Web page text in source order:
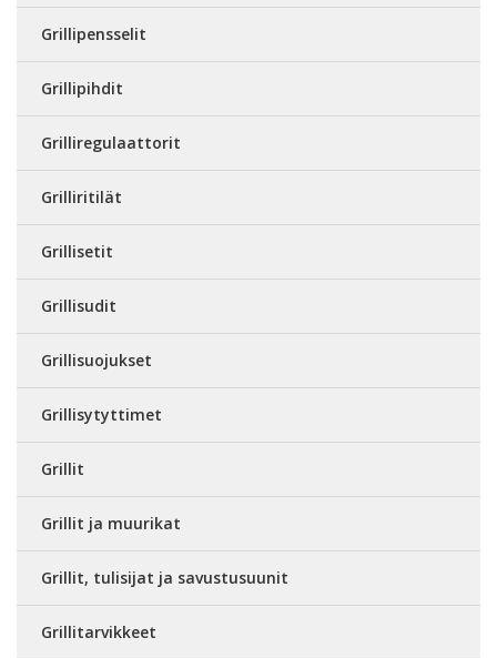
Grillipensselit
Grillipihdit
Grilliregulaattorit
Grilliritilät
Grillisetit
Grillisudit
Grillisuojukset
Grillisytyttimet
Grillit
Grillit ja muurikat
Grillit, tulisijat ja savustusuunit
Grillitarvikkeet